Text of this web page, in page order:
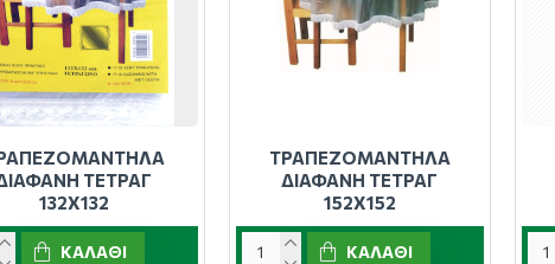
ΤΕΤΡΑΓ
132Χ132
ΚΑΛΆΘΙ
ΤΡΑΠΕΖΟΜΑΝΤΗΛΑ
ΔΙΑΦΑΝΗ ΤΕΤΡΑΓ
152Χ152
ΚΑΛΆΘΙ